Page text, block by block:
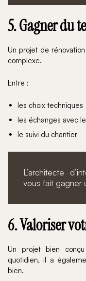
5. Gagner du
Un projet de
complexe.
Entre :
les choix techniques
les échanges avec
le suivi du chantier
L’architecte
vous fait gagner
6. Valoriser
Un projet bien
quotidien, il a
bien.